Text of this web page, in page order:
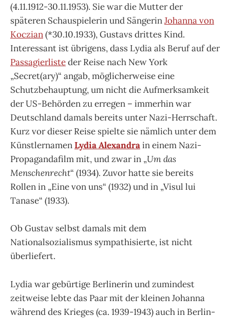
(4.11.1912-30.11.1953). Sie war die Mutter der
späteren Schauspielerin und SängerinJohanna von
Koczian(*30.10.1933), Gustavs drittes Kind.
Interessant ist übrigens, dass Lydia als Beruf auf der
Passagierlisteder Reise nach New York
„Secret(ary)“ angab, möglicherweise eine
Schutzbehauptung, um nicht die Aufmerksamkeit
der US-Behörden zu erregen – immerhin war
Deutschland damals bereits unter Nazi-Herrschaft.
Kurz vor dieser Reise spielte sie nämlich unter dem
KünstlernamenLydia Alexandrain einem Nazi-
Propagandafilm mit, und zwar in „Um das
Menschenrecht“ (1934). Zuvor hatte sie bereits
Rollen in „Eine von uns“ (1932) und in „Visul lui
Tanase“ (1933).
Ob Gustav selbst damals mit dem
Nationalsozialismus sympathisierte, ist nicht
überliefert.
Lydia war gebürtige Berlinerin und zumindest
zeitweise lebte das Paar mit der kleinen Johanna
während des Krieges (ca. 1939-1943) auch in Berlin-